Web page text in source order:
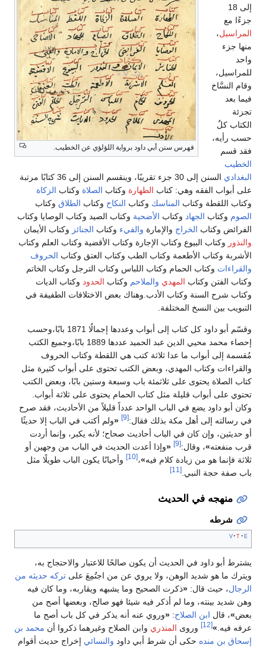
فهرس سنن أبي داود برواية اللؤلؤي عن الخطيب.
إلى 18
جزءًا مع
المراسيل،
منها جزء
واحد
للمراسيل،
وقام النسَّاخ
فيما بعد
تجزئة
الكتاب كلٌ
حسب رأيه،
فقد قسم
الخطيب
البغدادي
السنن إلى 30 جزء تقريبًا، وينقسم السنن إلى 36 كتابًا مرتبة
على أبواب الفقه وهي: كتاب الطهارة وكتاب الصلاة وكتاب الزكاة
وكتاب اللقطة وكتاب المناسك وكتاب النكاح وكتاب الطلاق وكتاب
الصوم وكتاب الجهاد وكتاب الأضحية وكتاب الصيد وكتاب الوصايا وكتاب
الفرائض وكتاب الخراج والإمارة والفيء وكتاب الجنائز وكتاب الأيمان
والنذور وكتاب البيوع وكتاب الإجارة وكتاب الأقضية وكتاب العلم وكتاب
الأشربة وكتاب الأطعمة وكتاب الطب وكتاب العتق وكتاب الحروف
والقراءات وكتاب الحمام وكتاب اللباس وكتاب الترجل وكتاب الخاتم
وكتاب الفتن وكتاب المهدي والملاحم وكتاب الحدود وكتاب الديات
وكتاب شرح السنة وكتاب الأدب.وهناك بعض الاختلافات الطفيفة في
التبويب بين النسخ المختلفة.
وقسّم أبو داود كل كتاب إلى أبواب وعددها إجمالُا 1871 بابًا،وحسب
إحصاء محمد محيي الدين عبد الحميد عددها 1889 بابًا،وجميع الكتب
مُقسمة إلى أبواب ما عدا ثلاثة كتب هي اللقطة وكتاب الحروف
والقراءات وكتاب المهدي، وبعض الكتب تحتوى على أبواب كثيرة مثل
كتاب الصلاة يحتوى على ثلاثمئة باب وسبعة وستين بابًا، وبعض الكتب
تحتوي على أبواب قليلة مثل كتاب الحمام يحتوى على ثلاثة أبواب.
وكان أبو داود يضع في الباب الواحد عدداً قليلاً من الأحاديث، فقد صرح
في رسالته إلى أهل مكة بذلك فقال:[9]
«ولم أكتب في الباب إلا حديثًا
أو حديثين، وإن كان في الباب أحاديث صحاح؛ لأنه يكبر، وإنما أردت
قرب منفعته»، وقال:[9]
«وإذا أعدت الحديث في الباب من وجهين أو
ثلاثة فإنما هو من زيادة كلام فيه»،[10]
وأحيانًا يكون الباب طويلًا مثل
باب صفة حجة النبي.[11]
منهجه في الحديث
شرطه
v t e
يشترط أبو داود في الحديث أن يكون صالحًا للاعتبار والاحتجاج به،
ويترك ما هو شديد الوهن، ولا يروي عن من اجتُمِعَ على تركه حديثه من
الرجال، حيث قال: «ذكرت الصحيح وما يشبهه ويقاربه، وما كان فيه
وهن شديد بينته، وما لم أذكر فيه شيئا فهو صالح، وبعضها أصح من
بعض»، قال ابن الصلاح:
«وروي عنه أنه يذكر في كل باب أصح ما
عرفه فيه. »
[12] وروى المنذري وابن الصلاح وغيرهما ذكروا أن محمد بن
إسحاق بن منده حكى أن شرط أبي داود والنسائي إخراج حديث أقوام